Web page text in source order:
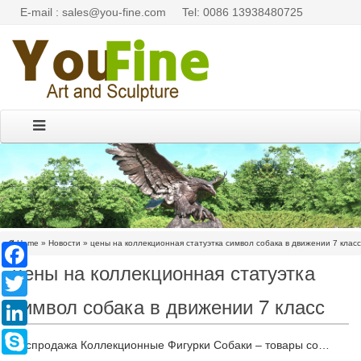
E-mail : sales@you-fine.com Tel: 0086 13938480725
Home » Новости » цены на коллекционная статуэтка символ собака в движении 7 класс
цены на коллекционная статуэтка
символ собака в движении 7 класс
Распродажа Коллекционные Фигурки Собаки – товары со…
Facebook
Twitter
LinkedIn